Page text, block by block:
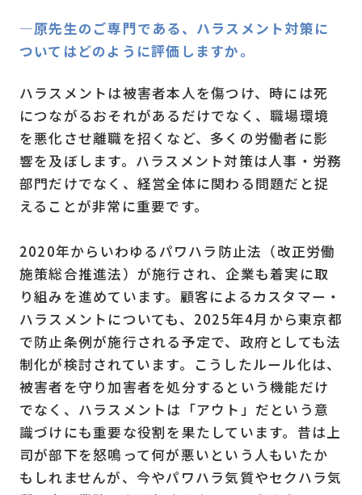
―原先生のご専門である、ハラスメント対策に
ついてはどのように評価しますか。
ハラスメントは被害者本人を傷つけ、時には死
につながるおそれがあるだけでなく、職場環境
を悪化させ離職を招くなど、多くの労働者に影
響を及ぼします。ハラスメント対策は人事・労務
部門だけでなく、経営全体に関わる問題だと捉
えることが非常に重要です。
2020年からいわゆるパワハラ防止法（改正労働
施策総合推進法）が施行され、企業も着実に取
り組みを進めています。顧客によるカスタマー・
ハラスメントについても、2025年4月から東京都
で防止条例が施行される予定で、政府としても法
制化が検討されています。こうしたルール化は、
被害者を守り加害者を処分するという機能だけ
でなく、ハラスメントは「アウト」だという意
識づけにも重要な役割を果たしています。昔は上
司が部下を怒鳴って何が悪いという人もいたか
もしれませんが、今やパワハラ気質やセクハラ気